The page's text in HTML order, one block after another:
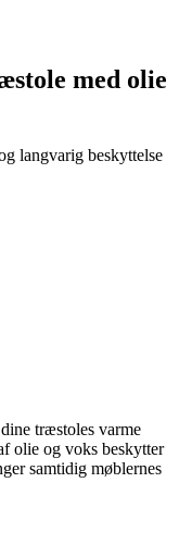
med olie
langvarig beskyttelse
træstoles varme
olie og voks beskytter
samtidig møblernes